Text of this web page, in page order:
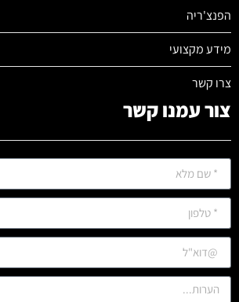
הפנצ'ריה
מידע מקצועי
צרו קשר
צור עמנו קשר